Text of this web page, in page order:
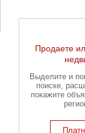
Продаете
Выделите и
поиске,
покажите